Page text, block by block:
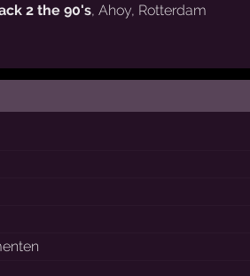
2 the 90's, Ahoy, Rotterdam